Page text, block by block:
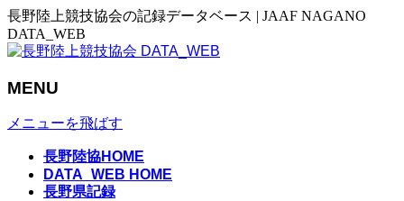
長野陸上競技協会の記録データベース | JAAF NAGANO
DATA_WEB
MENU
メニューを飛ばす
長野陸協HOME
DATA_WEB HOME
長野県記録